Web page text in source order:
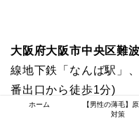
大阪府大阪市中央区難
線地下鉄「なんば駅」
番出口から徒歩1分)
ホーム
【男性の薄毛】原
対策